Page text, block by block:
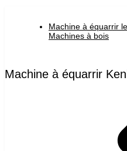
Machine à équarrir
Machines à bois
Machine à équarrir